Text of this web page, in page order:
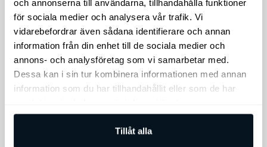
och annonserna till användarna, tillhandahålla funktioner
för sociala medier och analysera vår trafik. Vi
vidarebefordrar även sådana identifierare och annan
information från din enhet till de sociala medier och
annons- och analysföretag som vi samarbetar med.
Dessa kan i sin tur kombinera informationen med annan
information som du har tillhandahållit eller som de har
Tillåt alla
Lägg till i varukorg Lägg till i varukorg